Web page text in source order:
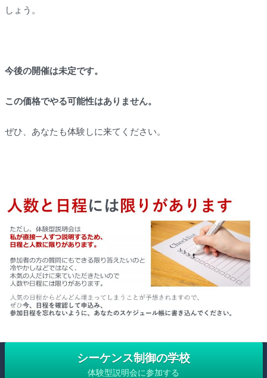
しょう。
今後の開催は未定です。
この価格でやる可能性はありません。
ぜひ、あなたも体験しに来てください。
シーケンス制御の学校
体験型説明会に参加する